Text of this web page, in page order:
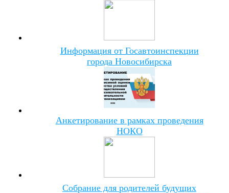
Информация от Госавтоинспекции
города Новосибирска
Анкетирование в рамках проведения
НОКО
Собрание для родителей будущих